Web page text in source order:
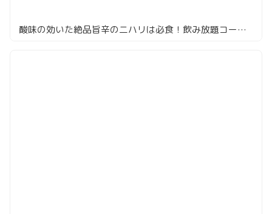
酸味の効いた絶品旨辛の二ハリは必食！飲み放題コースで大満足なカレー屋